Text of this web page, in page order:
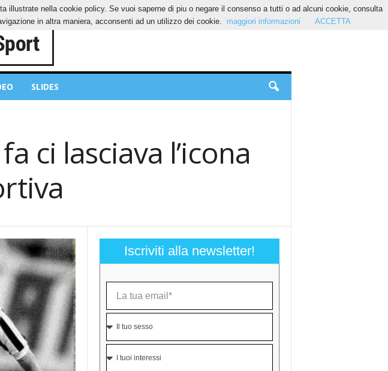
SLIDES
ci lasciava l’icona
Iscriviti alla newsletter!
nella cookie policy. Se vuoi saperne di piu o negare il consenso a tutti o ad alcuni cookie, consulta
in altra maniera, acconsenti ad un utilizzo dei cookie.
maggiori informazioni ACCETTA